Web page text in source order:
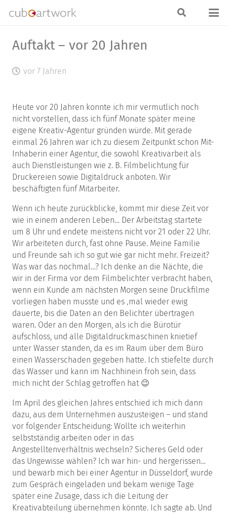
Auftakt – vor 20 Jahren
vor 7 Jahren
Heute vor 20 Jahren konnte ich mir vermutlich noch
nicht vorstellen, dass ich fünf Monate später meine
eigene Kreativ-Agentur gründen würde. Mit gerade
einmal 26 Jahren war ich zu diesem Zeitpunkt schon Mit-
Inhaberin einer Agentur, die sowohl Kreativarbeit als
auch Dienstleistungen wie z. B. Filmbelichtung für
Druckereien sowie Digitaldruck anboten. Wir
beschäftigten fünf Mitarbeiter.
Wenn ich heute zurückblicke, kommt mir diese Zeit vor
wie in einem anderen Leben… Der Arbeitstag startete
um 8 Uhr und endete meistens nicht vor 21 oder 22 Uhr.
Wir arbeiteten durch, fast ohne Pause. Meine Familie
und Freunde sah ich so gut wie gar nicht mehr. Freizeit?
Was war das nochmal…? Ich denke an die Nächte, die
wir in der Firma vor dem Filmbelichter verbracht haben,
wenn ein Kunde am nächsten Morgen seine Druckfilme
vorliegen haben musste und es ‚mal wieder ewig
dauerte, bis die Daten an den Belichter übertragen
waren. Oder an den Morgen, als ich die Bürotür
aufschloss, und alle Digitaldruckmaschinen knietief
unter Wasser standen, da es im Raum über dem Büro
einen Wasserschaden gegeben hatte. Ich stiefelte durch
das Wasser und kann im Nachhinein froh sein, dass
mich nicht der Schlag getroffen hat 😉
Im April des gleichen Jahres entschied ich mich dann
dazu, aus dem Unternehmen auszusteigen – und stand
vor folgender Entscheidung: Wollte ich weiterhin
selbstständig arbeiten oder in das
Angestelltenverhältnis wechseln? Sicheres Geld oder
das Ungewisse wählen? Ich war hin- und hergerissen…
und bewarb mich bei einer Agentur in Düsseldorf, wurde
zum Gespräch eingeladen und bekam wenige Tage
später eine Zusage, dass ich die Leitung der
Kreativabteilung übernehmen könnte. Ich sagte ab. Und